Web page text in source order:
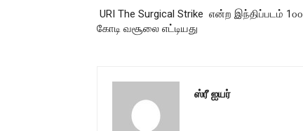
URI The Surgical Strike என்ற இந்திப்படம் 1௦௦
கோடி வசூலை எட்டியது
ஸ்ரீ ஐயர்